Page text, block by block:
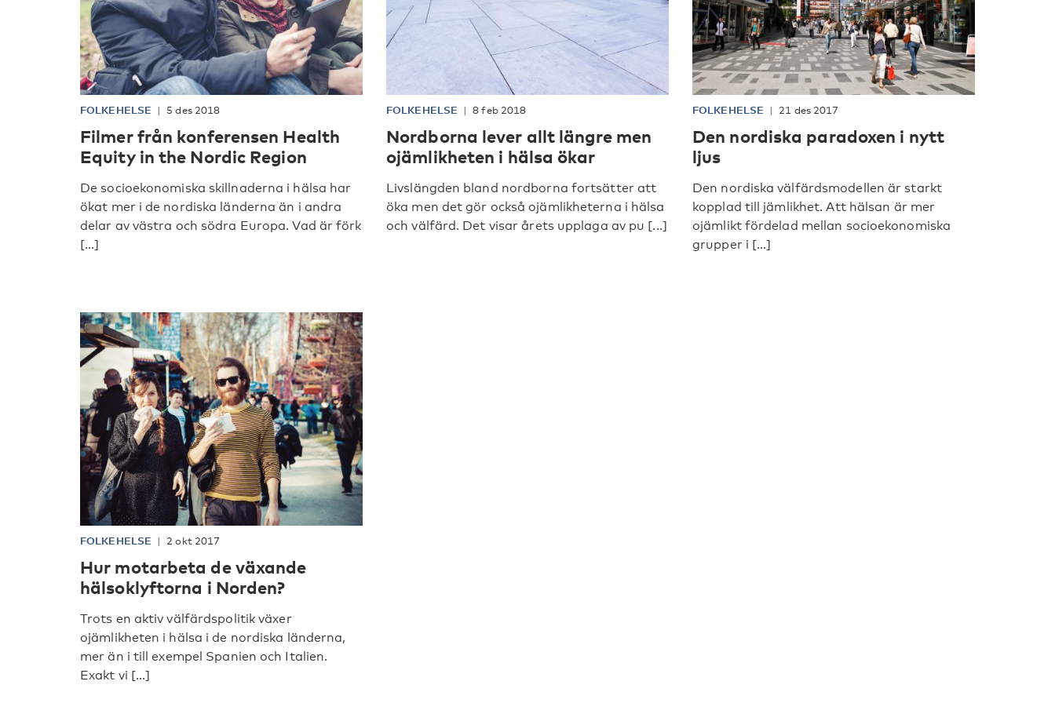
FOLKEHELSE 5 des 2018
Filmer från konferensen Health
Equity in the Nordic Region
De socioekonomiska skillnaderna i hälsa har
ökat mer i de nordiska länderna än i andra
delar av västra och södra Europa. Vad är förk
[...]
FOLKEHELSE 8 feb 2018
Nordborna lever allt längre men
ojämlikheten i hälsa ökar
Livslängden bland nordborna fortsätter att
öka men det gör också ojämlikheterna i hälsa
och välfärd. Det visar årets upplaga av pu [...]
FOLKEHELSE 21 des 2017
Den nordiska paradoxen i nytt
ljus
Den nordiska välfärdsmodellen är starkt
kopplad till jämlikhet. Att hälsan är mer
ojämlikt fördelad mellan socioekonomiska
grupper i [...]
FOLKEHELSE 2 okt 2017
Hur motarbeta de växande
hälsoklyftorna i Norden?
Trots en aktiv välfärdspolitik växer
ojämlikheten i hälsa i de nordiska länderna,
mer än i till exempel Spanien och Italien.
Exakt vi [...]